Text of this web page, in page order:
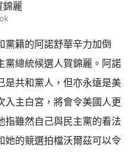
錦麗
黨籍的阿諾舒華辛力加倒
黨總統候選人賀錦麗。阿諾
是共和黨人，但亦永遠是美
入主白宮，將會令美國人更
指雖然自己與民主黨的看法
她的競選拍檔沃爾茲可以令